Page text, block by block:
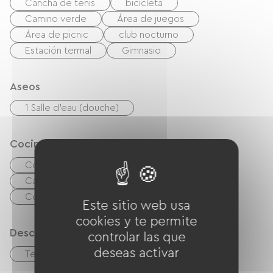
Cancha de tenis
bicicleta
Camino verde
Área de juegos
Área de picnic
club nocturno
Estación termal
Gimnasio
Aseos
1 Salle d'eau (douche)
Cocina
Cocina microonda
Campana extractora
Frigorífico
Congélateur
Descripción
Terraza Sala de estar / Salón
Este sitio web usa
cookies y te permite
controlar las que
deseas activar